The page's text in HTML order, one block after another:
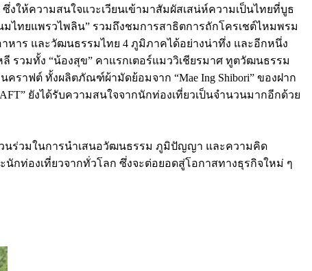
ให้ความสนใจแวะเวียนเข้ามาสัมผัสเสน่ห์ความเป็นไทยที่บูธ
ไทยแพรวไพลิน” รวมถึงชมการสาธิตการถักโครเชต์ไหมพรม
หาร และวัฒนธรรมไทย 4 ภูมิภาคได้อย่างน่าทึ่ง และอีกหนึ่ง
รวมทั้ง “น้องสุข” คาแรกเตอร์แมววิเชียรมาศ ทูตวัฒนธรรม
ราฟต์ ทั้งผลิตภัณฑ์ผ้ามัดย้อมจาก “Mae Ing Shibori” ของฝาก
ยังได้รับความสนใจจากนักท่องเที่ยวเป็นจำนวนมากอีกด้วย
ส่วนร่วมในการนำเสนอวัฒนธรรม ภูมิปัญญา และความคิด
กท่องเที่ยวจากทั่วโลก ซึ่งจะต่อยอดสู่โอกาสทางธุรกิจใหม่ ๆ